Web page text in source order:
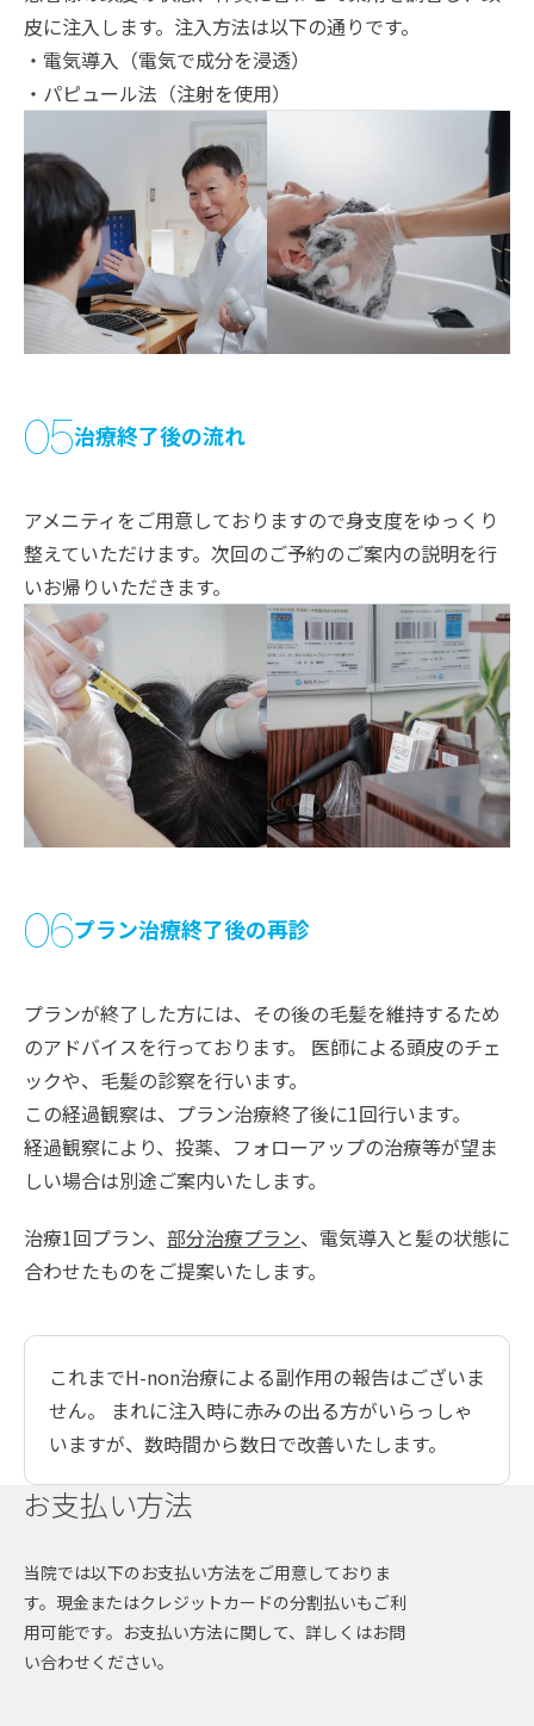
皮に注入します。注入方法は以下の通りです。
・電気導入（電気で成分を浸透）
・パピュール法（注射を使用）
05治療終了後の流れ
アメニティをご用意しておりますので身支度をゆっくり
整えていただけます。次回のご予約のご案内の説明を行
いお帰りいただきます。
06プラン治療終了後の再診
プランが終了した方には、その後の毛髪を維持するため
のアドバイスを行っております。 医師による頭皮のチェ
ックや、毛髪の診察を行います。
この経過観察は、プラン治療終了後に1回行います。
経過観察により、投薬、フォローアップの治療等が望ま
しい場合は別途ご案内いたします。
治療1回プラン、 部分治療プラン、電気導入と髪の状態に
合わせたものをご提案いたします。
これまでH-non治療による副作用の報告はございま
せん。 まれに注入時に赤みの出る方がいらっしゃ
いますが、数時間から数日で改善いたします。
お支払い方法
当院では以下のお支払い方法をご用意しておりま
す。現金またはクレジットカードの分割払いもご利
用可能です。お支払い方法に関して、詳しくはお問
い合わせください。